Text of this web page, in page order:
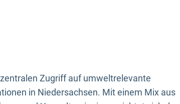
Zugriff auf umweltrelevante
in Niedersachsen. Mit einem Mix aus